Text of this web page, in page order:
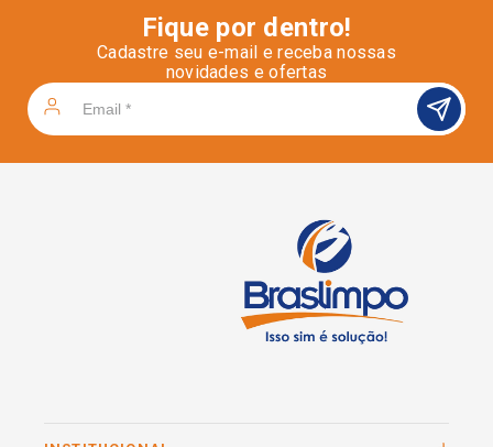
Fique por dentro!
Cadastre seu e-mail e receba nossas
novidades e ofertas